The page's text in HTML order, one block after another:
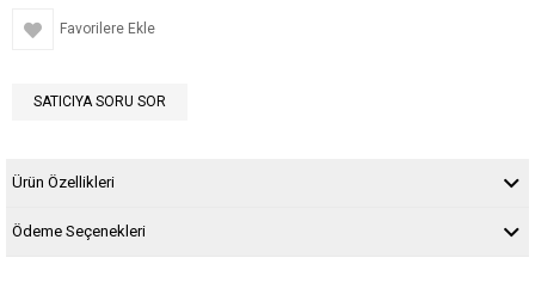
Favorilere Ekle
SATICIYA SORU SOR
Ürün Özellikleri
Ödeme Seçenekleri